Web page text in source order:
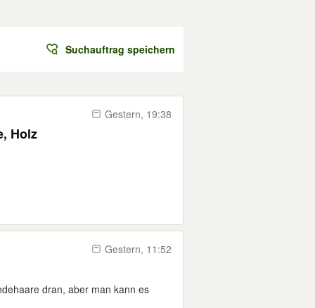
Suchauftrag speichern
Gestern, 19:38
Holz
Gestern, 11:52
dran, aber man kann es